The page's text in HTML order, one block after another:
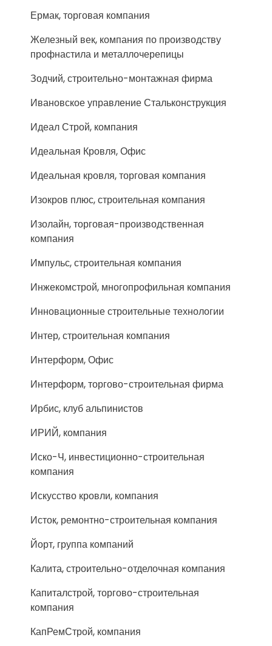
Ермак, торговая компания
Железный век, компания по производству
профнастила и металлочерепицы
Зодчий, строительно-монтажная фирма
Ивановское управление Стальконструкция
Идеал Строй, компания
Идеальная Кровля, Офис
Идеальная кровля, торговая компания
Изокров плюс, строительная компания
Изолайн, торговая-производственная
компания
Импульс, строительная компания
Инжекомстрой, многопрофильная компания
Инновационные строительные технологии
Интер, строительная компания
Интерформ, Офис
Интерформ, торгово-строительная фирма
Ирбис, клуб альпинистов
ИРИЙ, компания
Иско-Ч, инвестиционно-строительная
компания
Искусство кровли, компания
Исток, ремонтно-строительная компания
Йорт, группа компаний
Калита, строительно-отделочная компания
Капиталстрой, торгово-строительная
компания
КапРемСтрой, компания